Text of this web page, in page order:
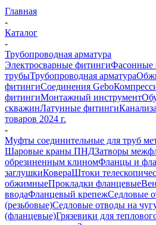
Главная
-
Каталог
-
Трубопроводная арматура
Электросварные фитингиФасонные
трубыТрубопроводная арматура
фитингиСоединения Gebo
фитингиМонтажный инструмент
скважинЛатунные фитинги
товаров 2024 г.
-
Муфты соединительные для труб
Шаровые краны ПНДЗатворы
обрезиненным клиномФланцы и
заглушкиКовераШтоки
обжимныеПрокладки фланцевые
вводаФланцевый крепежСедловые
(резьбовые)Седловые отводы на
(фланцевые)Грязевики для